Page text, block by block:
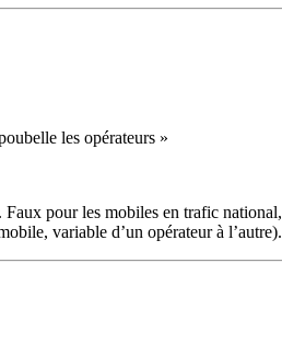
les opérateurs »
pour les mobiles en trafic
variable d’un opérateur à l’autre).